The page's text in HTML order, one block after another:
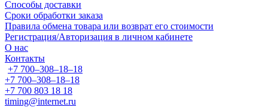
Способы доставки
Сроки обработки заказа
Правила обмена товара или возврат его стоимости
Регистрация/Авторизация в личном кабинете
О нас
Контакты
+7 700‒308‒18‒18
+7 700‒308‒18‒18
+7 700 803 18 18
timing@internet.ru